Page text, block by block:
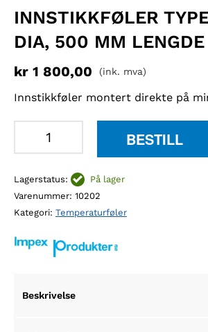
INNSTIKKFØLER
DIA, 500 MM LENGDE
kr 1 800,00 (ink. mva)
Innstikkføler montert direkte på
3
mm
dia,
500
antall
BESTILL
Lagerstatus:
På lager
Varenummer: 10202
Kategori: Temperaturføler
Beskrivelse